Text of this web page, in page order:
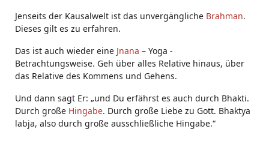
Jenseits der Kausalwelt ist das unvergängliche Brahman.
Dieses gilt es zu erfahren.
Das ist auch wieder eine Jnana – Yoga -
Betrachtungsweise. Geh über alles Relative hinaus, über
das Relative des Kommens und Gehens.
Und dann sagt Er: „und Du erfährst es auch durch Bhakti.
Durch große Hingabe. Durch große Liebe zu Gott. Bhaktya
labja, also durch große ausschließliche Hingabe.“